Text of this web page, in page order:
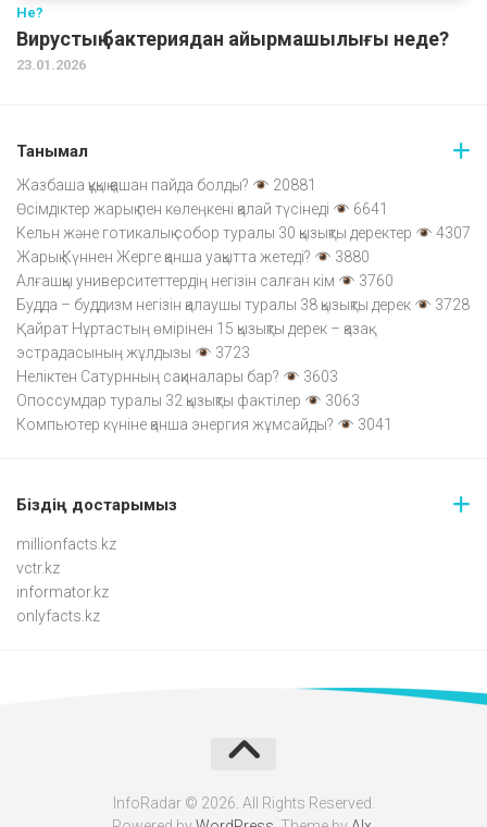
Не?
Вирустың бактериядан айырмашылығы неде?
23.01.2026
Танымал
Жазбаша құқық қашан пайда болды?
20881
Өсімдіктер жарық пен көлеңкені қалай түсінеді
6641
Кельн және готикалық собор туралы 30 қызықты деректер
4307
Жарық Күннен Жерге қанша уақытта жетеді?
3880
Алғашқы университеттердің негізін салған кім
3760
Будда – буддизм негізін қалаушы туралы 38 қызықты дерек
3728
Қайрат Нұртастың өмірінен 15 қызықты дерек – қазақ
эстрадасының жұлдызы
3723
Неліктен Сатурнның сақиналары бар?
3603
Опоссумдар туралы 32 қызықты фактілер
3063
Компьютер күніне қанша энергия жұмсайды?
3041
Біздің достарымыз
millionfacts.kz
vctr.kz
informator.kz
onlyfacts.kz
InfoRadar © 2026. All Rights Reserved.